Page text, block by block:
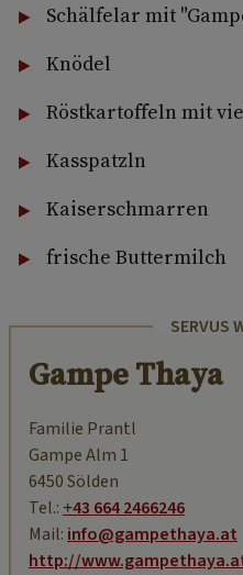
Schälfelar mit
Knödel
Röstkartoffeln mit
Kasspatzln
Kaiserschmarren
frische Buttermilch
SERVUS
Gampe Thaya
Familie Prantl
Gampe Alm 1
6450 Sölden
Tel.:+43 664 2466246
Mail: info@gampethaya.at
http://